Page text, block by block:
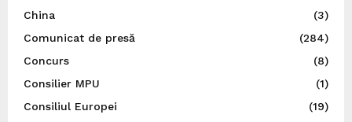
China
(3)
Comunicat de presă
(284)
Concurs
(8)
Consilier MPU
(1)
Consiliul Europei
(19)